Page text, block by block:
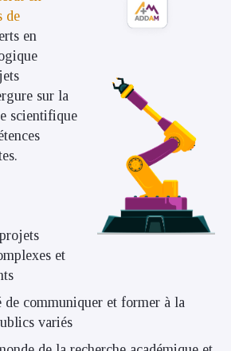
de
en
sur la
scientifique
et
de communiquer et former à la
variés